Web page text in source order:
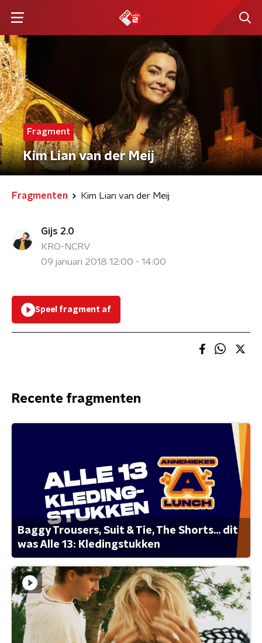
Fragment
Kim Lian van der Meij
Fragmenten Kim Lian van der Meij
Gijs 2.0
KRO-NCRV
09 januari 2018 12:00 - 14:00
Speel fragment af
Recente fragmenten
Baggy Trousers, Suit & Tie, The Shorts... dit
was Alle 13: Kledingstukken